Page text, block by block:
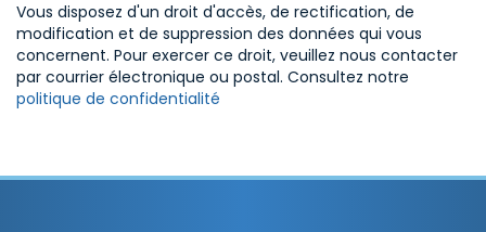
Vous disposez d'un droit d'accès, de rectification, de
modification et de suppression des données qui vous
concernent. Pour exercer ce droit, veuillez nous contacter
par courrier électronique ou postal. Consultez notre
politique de confidentialité